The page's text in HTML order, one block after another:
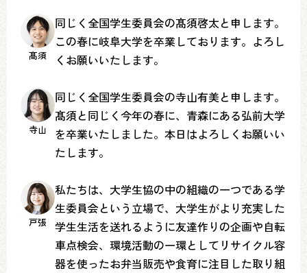
髙須
同じく全国学生委員会の髙須啓太と申します。
この春に岐阜大学を卒業しております。よろし
くお願いいたします。
寺山
同じく全国学生委員会の寺山有美と申します。
髙須と同じく今年の春に、青森にある弘前大学
を卒業いたしました。本日はよろしくお願いい
たします。
戸張
私たちは、大学生協の中の組織の一つである学
生委員会という立場で、大学生がより充実した
学生生活を送れるように友達作りの企画や自転
車点検会、環境活動の一環としてリサイクル容
器を使ったお弁当販売や食育に注目した取り組